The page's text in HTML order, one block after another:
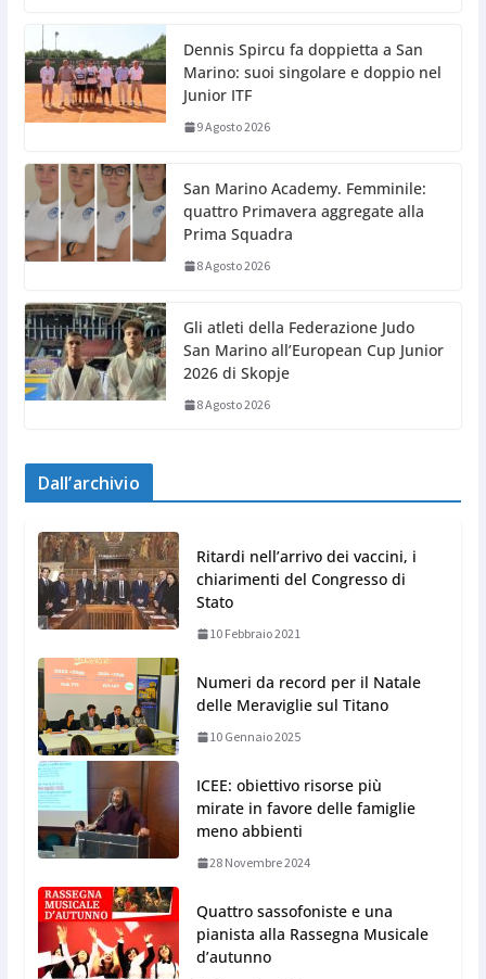
Dennis Spircu fa doppietta a San
Marino: suoi singolare e doppio nel
Junior ITF
9 Agosto 2026
San Marino Academy. Femminile:
quattro Primavera aggregate alla
Prima Squadra
8 Agosto 2026
Gli atleti della Federazione Judo
San Marino all’European Cup Junior
2026 di Skopje
8 Agosto 2026
Dall’archivio
Ritardi nell’arrivo dei vaccini, i
chiarimenti del Congresso di
Stato
10 Febbraio 2021
Numeri da record per il Natale
delle Meraviglie sul Titano
10 Gennaio 2025
ICEE: obiettivo risorse più
mirate in favore delle famiglie
meno abbienti
28 Novembre 2024
Quattro sassofoniste e una
pianista alla Rassegna Musicale
d’autunno